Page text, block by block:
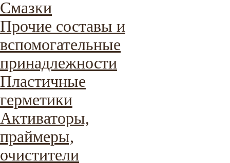
Смазки
Прочие составы и
вспомогательные
принадлежности
Пластичные
герметики
Активаторы,
праймеры,
очистители